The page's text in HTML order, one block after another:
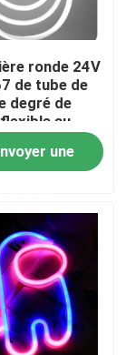
ronde 24V
de tube de
degré de
au
lumière DIY
une